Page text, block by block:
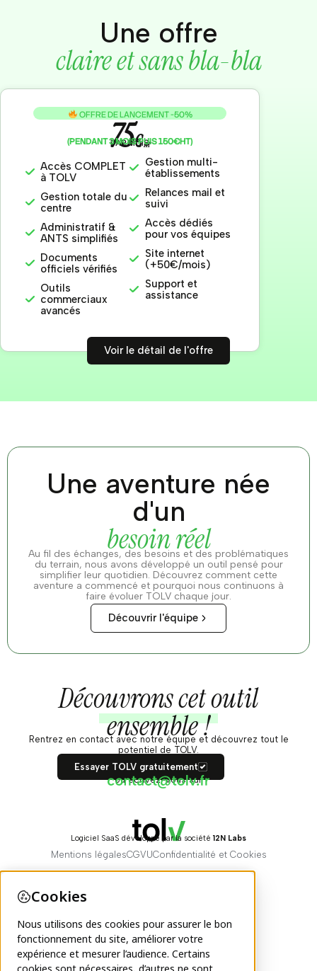
Une offre
claire et sans bla-bla
OFFRE DE LANCEMENT -50%
75€HT
PAR MOIS
(PENDANT 3 MOIS PUIS 150€HT)
Accès COMPLET
à TOLV
Gestion totale du
centre
Administratif &
ANTS simplifiés
Documents
officiels vérifiés
Outils
commerciaux
avancés
Gestion multi-
établissements
Relances mail et
suivi
Accès dédiés
pour vos équipes
Site internet
(+50€/mois)
Support et
assistance
Voir le détail de l'offre
Une aventure née
d'un
besoin réel
Au fil des échanges, des besoins et des problématiques
du terrain, nous avons développé un outil pensé pour
simplifier leur quotidien. Découvrez comment cette
aventure a commencé et pourquoi nous continuons à
faire évoluer TOLV chaque jour.
Découvrir l'équipe
Découvrons cet outil
ensemble !
Rentrez en contact avec notre équipe et découvrez tout le
potentiel de TOLV.
Essayer TOLV gratuitement
ou écrivez-vous sur
Logiciel SaaS développé par la société 12N Labs
Mentions légalesCGVUConfidentialité et Cookies